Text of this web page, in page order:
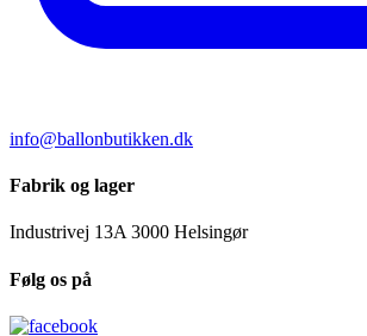
info@ballonbutikken.dk
Fabrik og lager
Industrivej 13A 3000 Helsingør
Følg os på